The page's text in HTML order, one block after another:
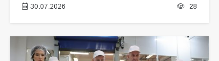
30.07.2026 28